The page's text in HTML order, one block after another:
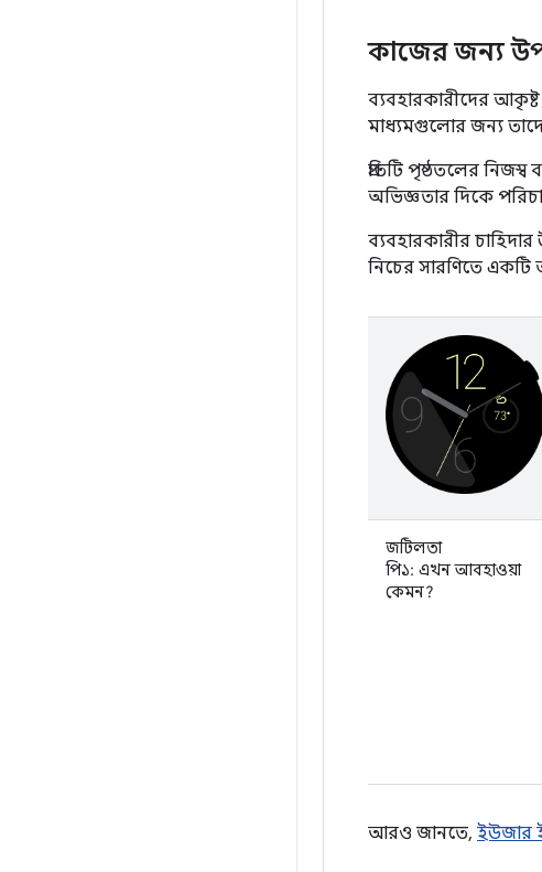
কাজের জন্য
ব্যবহারকারীদের
মাধ্যমগুলোর জন্য
প্রতিটি পৃষ্ঠতলের
অভিজ্ঞতার দিকে
ব্যবহারকারীর
নিচের সারণিতে একটি
জটিলতা
পি১: এখন আবহাওয়া
কেমন?
আরও জানতে, ইউজার